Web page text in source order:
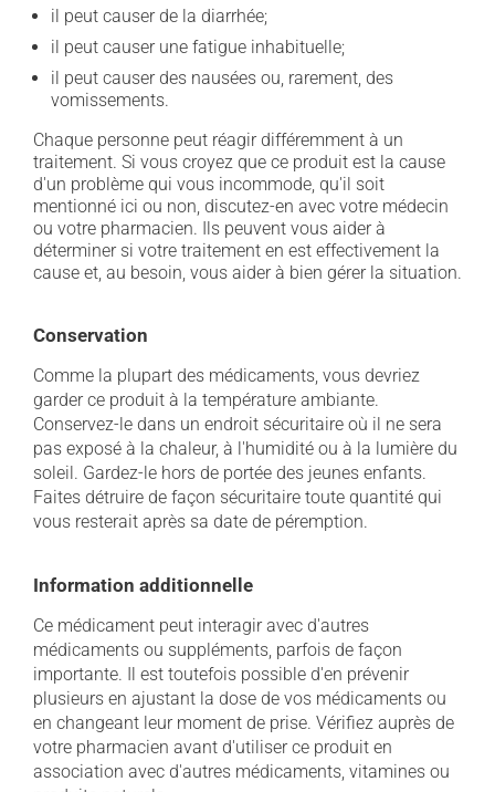
il peut causer de la diarrhée;
il peut causer une fatigue inhabituelle;
il peut causer des nausées ou, rarement, des
vomissements.
Chaque personne peut réagir différemment à un
traitement. Si vous croyez que ce produit est la cause
d'un problème qui vous incommode, qu'il soit
mentionné ici ou non, discutez-en avec votre médecin
ou votre pharmacien. Ils peuvent vous aider à
déterminer si votre traitement en est effectivement la
cause et, au besoin, vous aider à bien gérer la situation.
Conservation
Comme la plupart des médicaments, vous devriez
garder ce produit à la température ambiante.
Conservez-le dans un endroit sécuritaire où il ne sera
pas exposé à la chaleur, à l'humidité ou à la lumière du
soleil. Gardez-le hors de portée des jeunes enfants.
Faites détruire de façon sécuritaire toute quantité qui
vous resterait après sa date de péremption.
Information additionnelle
Ce médicament peut interagir avec d'autres
médicaments ou suppléments, parfois de façon
importante. Il est toutefois possible d'en prévenir
plusieurs en ajustant la dose de vos médicaments ou
en changeant leur moment de prise. Vérifiez auprès de
votre pharmacien avant d'utiliser ce produit en
association avec d'autres médicaments, vitamines ou